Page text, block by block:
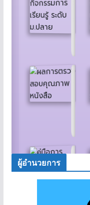
ผู้อำนวยการ